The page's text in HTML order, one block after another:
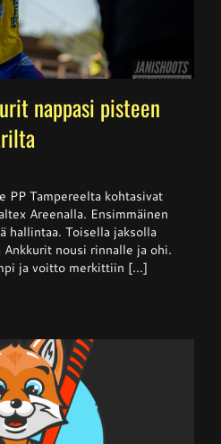
nappasi pisteen
mestarilta
PP Tampereelta kohtasivat
Areenalla. Ensimmäinen
hallintaa. Toisella jaksolla
nousi rinnalle ja ohi.
ja voitto merkittiin [...]